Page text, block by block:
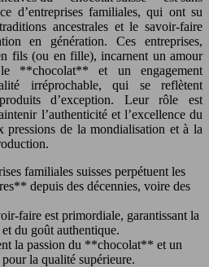
d’entreprises familiales, qui ont su
ancestrales et le savoir-faire
en génération. Ces entreprises,
fils (ou en fille), incarnent un amour
**chocolat** et un engagement
irréprochable, qui se reflètent
d’exception. Leur rôle est
l’authenticité et l’excellence du
de la mondialisation et à la
familiales suisses perpétuent les
depuis des décennies, voire des
faire est primordiale, garantissant la
du goût authentique.
la passion du **chocolat** et un
la qualité supérieure.